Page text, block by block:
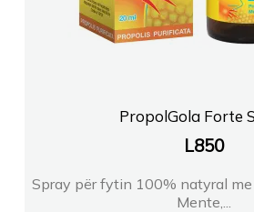
PropolGola Forte
L850
Spray për fytin 100% natyral
Mente,...